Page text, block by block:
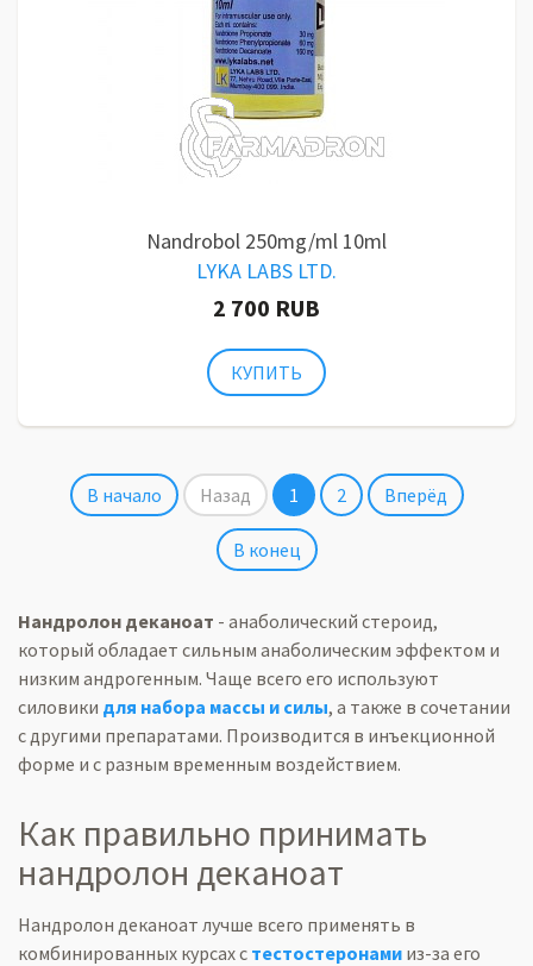
Nandrobol 250mg/ml 10ml
LYKA LABS LTD.
2 700 RUB
В начало Назад 1 2 Вперёд
В конец
Нандролон деканоат - анаболический стероид,
который обладает сильным анаболическим эффектом и
низким андрогенным. Чаще всего его используют
силовики для набора массы и силы, а также в сочетании
с другими препаратами. Производится в инъекционной
форме и с разным временным воздействием.
Как правильно принимать
нандролон деканоат
Нандролон деканоат лучше всего применять в
комбинированных курсах с тестостеронами из-за его